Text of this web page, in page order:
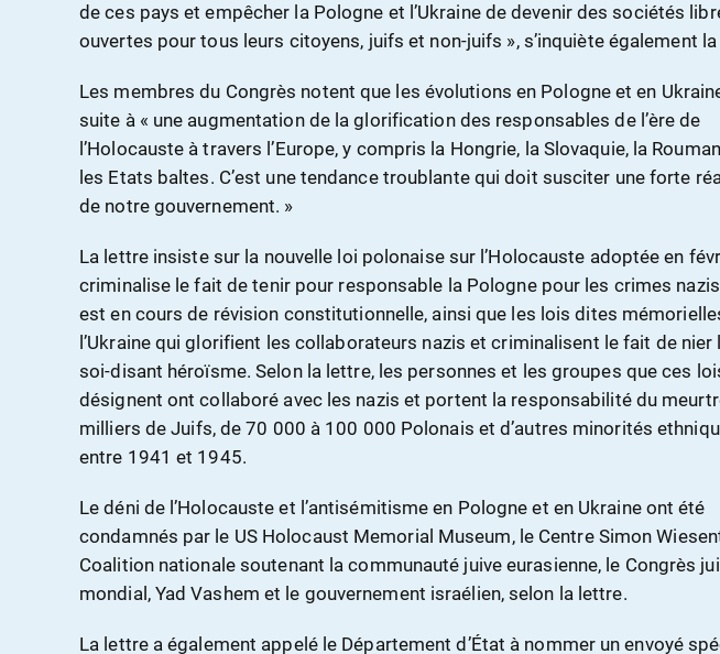
de ces pays et empêcher la Pologne et l’Ukraine de devenir des sociétés
ouvertes pour tous leurs citoyens, juifs et non-juifs », s’inquiète également
Les membres du Congrès notent que les évolutions en Pologne et en
suite à « une augmentation de la glorification des responsables de l’ère de
l’Holocauste à travers l’Europe, y compris la Hongrie, la Slovaquie, la
les Etats baltes. C’est une tendance troublante qui doit susciter une forte
de notre gouvernement. »
La lettre insiste sur la nouvelle loi polonaise sur l’Holocauste adoptée en
criminalise le fait de tenir pour responsable la Pologne pour les crimes
est en cours de révision constitutionnelle, ainsi que les lois dites
l’Ukraine qui glorifient les collaborateurs nazis et criminalisent le fait de nier
soi-disant héroïsme. Selon la lettre, les personnes et les groupes que ces
désignent ont collaboré avec les nazis et portent la responsabilité du
milliers de Juifs, de 70 000 à 100 000 Polonais et d’autres minorités
entre 1941 et 1945.
Le déni de l’Holocauste et l’antisémitisme en Pologne et en Ukraine ont été
condamnés par le US Holocaust Memorial Museum, le Centre Simon
Coalition nationale soutenant la communauté juive eurasienne, le Congrès
mondial, Yad Vashem et le gouvernement israélien, selon la lettre.
La lettre a également appelé le Département d’État à nommer un envoyé